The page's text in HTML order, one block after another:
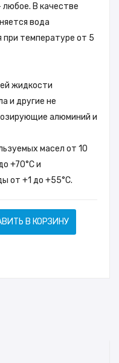
В качестве
вода
температуре от 5
жидкости
и другие не
алюминий и
масел от 10
+70°С и
от +1 до +55°С.
В КОРЗИНУ